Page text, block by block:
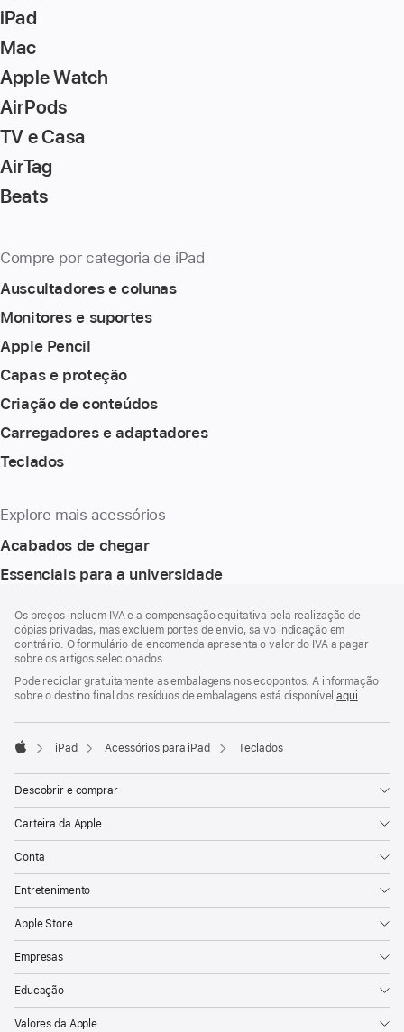
iPad
Mac
Apple Watch
AirPods
TV e Casa
AirTag
Beats
Compre por categoria de iPad
Auscultadores e colunas
Monitores e suportes
Apple Pencil
Capas e proteção
Criação de conteúdos
Carregadores e adaptadores
Teclados
Explore mais acessórios
Acabados de chegar
Essenciais para a universidade
de
rodapé
Os preços incluem IVA e a compensação equitativa pela realização de
cópias privadas, mas excluem portes de envio, salvo indicação em
contrário. O formulário de encomenda apresenta o valor do IVA a pagar
sobre os artigos selecionados.
Pode reciclar gratuitamente as embalagens nos ecopontos. A informação
sobre o destino final dos resíduos de embalagens está disponívelaqui.
iPad Acessórios para iPad Teclados
Descobrir e comprar
Carteira da Apple
Conta
Entretenimento
Apple Store
Empresas
Educação
Valores da Apple